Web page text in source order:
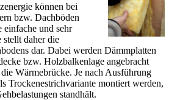
können bei
bzw. Dachböden
einfache und sehr
daher die
dar. Dabei werden Dämmplatten
bzw. Holzbalkenlage angebracht
Wärmebrücke. Je nach Ausführung
Trockenestrichvariante montiert werden,
standhält.